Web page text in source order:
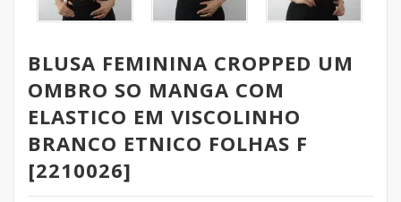
BLUSA FEMININA CROPPED UM
OMBRO SO MANGA COM
ELASTICO EM VISCOLINHO
BRANCO ETNICO FOLHAS F
[2210026]